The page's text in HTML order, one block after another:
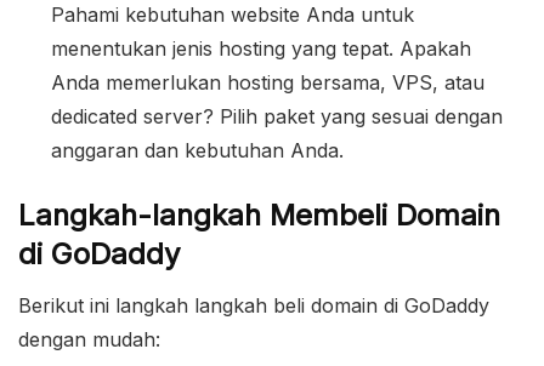
Pahami kebutuhan website Anda untuk
menentukan jenis hosting yang tepat. Apakah
Anda memerlukan hosting bersama, VPS, atau
dedicated server? Pilih paket yang sesuai dengan
anggaran dan kebutuhan Anda.
Langkah-langkah Membeli Domain
di GoDaddy
Berikut ini langkah langkah beli domain di GoDaddy
dengan mudah: